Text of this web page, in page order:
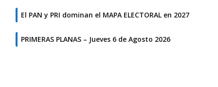
El PAN y PRI dominan el MAPA ELECTORAL en 2027
PRIMERAS PLANAS – Jueves 6 de Agosto 2026